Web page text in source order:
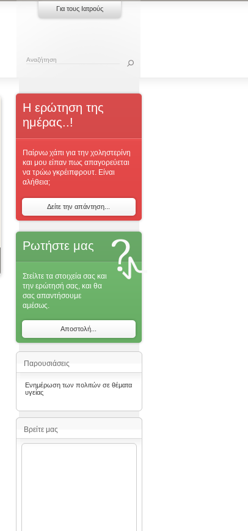
Για τους Ιατρούς
Η ερώτηση της
ημέρας..!
Παίρνω χάπι για την χοληστερίνη
και μου είπαν πως απαγορεύεται
να τρώω γκρέιπφρουτ. Είναι
αλήθεια;
Δείτε την απάντηση...
Ρωτήστε μας
Στείλτε τα στοιχεία σας και
την ερώτησή σας, και θα
σας απαντήσoυμε
αμέσως.
Αποστολή...
Παρουσιάσεις
Ενημέρωση των πολιτών σε θέματα
υγείας
Βρείτε μας